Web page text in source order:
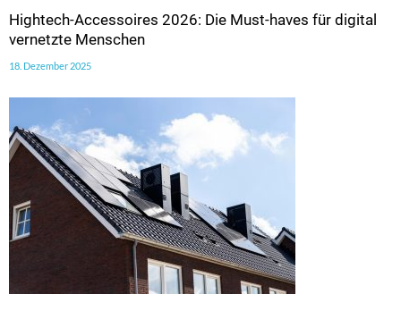
Hightech-Accessoires 2026: Die Must-haves für digital
vernetzte Menschen
18. Dezember 2025